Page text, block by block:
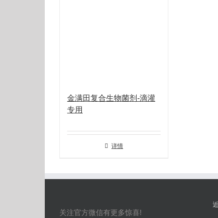
金满田复合生物菌剂-滴灌
专用
详情
关注官方微信有更多惊喜!